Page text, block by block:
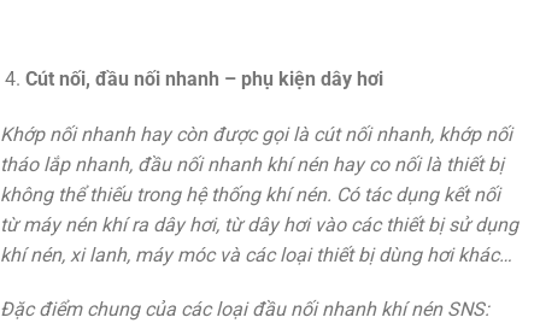
Cút nối, đầu nối nhanh – phụ kiện dây hơi
Khớp nối nhanh hay còn được gọi là cút nối nhanh, khớp nối
tháo lắp nhanh, đầu nối nhanh khí nén hay co nối là thiết bị
không thể thiếu trong hệ thống khí nén. Có tác dụng kết nối
từ máy nén khí ra dây hơi, từ dây hơi vào các thiết bị sử dụng
khí nén, xi lanh, máy móc và các loại thiết bị dùng hơi khác…
Đặc điểm chung của các loại đầu nối nhanh khí nén SNS: